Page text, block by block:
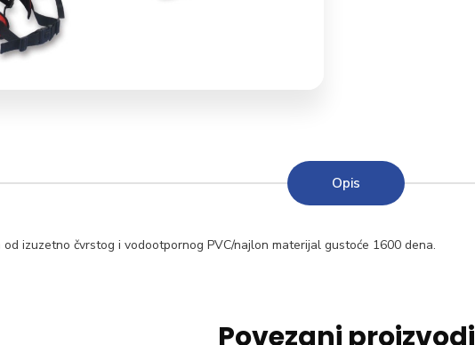
Opis
izuzetno čvrstog i vodootpornog PVC/najlon materijal gustoće 1600 dena.
Povezani proizvodi